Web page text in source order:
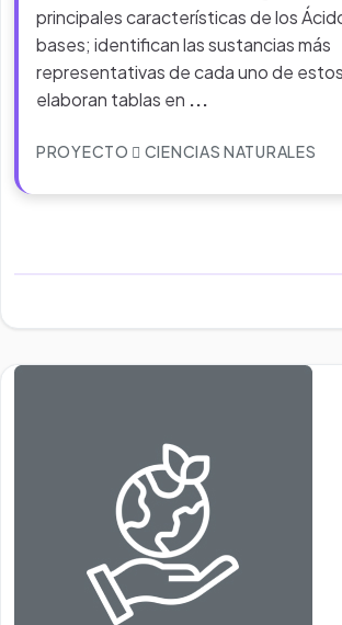
principales características de los
bases; identifican las sustancias más
representativas de cada uno de
elaboran tablas en ...
PROYECTO CIENCIAS NATURALES